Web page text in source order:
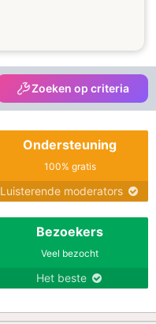
Zoeken op criteria
Ondersteuning
100% gratis
Luisterende moderators
Bezoekers
Veel bezocht
Het beste